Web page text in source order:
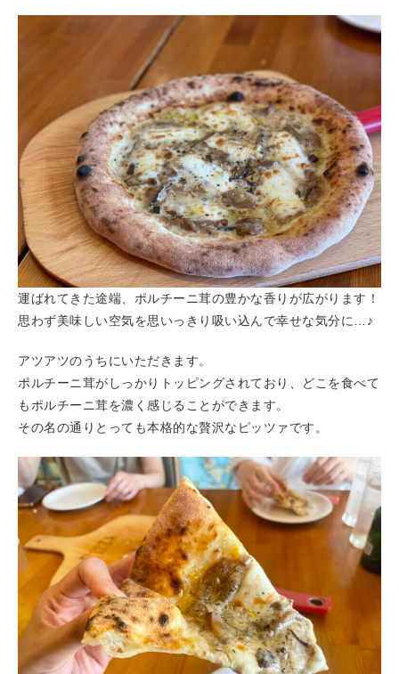
運ばれてきた途端、ポルチーニ茸の豊かな香りが広がります！
思わず美味しい空気を思いっきり吸い込んで幸せな気分に…♪
アツアツのうちにいただきます。
ポルチーニ茸がしっかりトッピングされており、どこを食べて
もポルチーニ茸を濃く感じることができます。
その名の通りとっても本格的な贅沢なピッツァです。